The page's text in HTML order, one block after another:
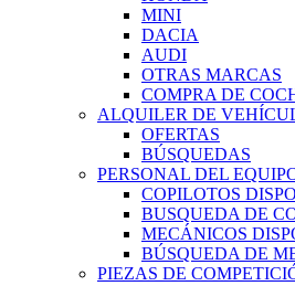
MINI
DACIA
AUDI
OTRAS MARCAS
COMPRA DE
ALQUILER DE
OFERTAS
BÚSQUEDAS
PERSONAL DEL
COPILOTOS
BUSQUEDA DE
MECÁNICOS
BÚSQUEDA DE
PIEZAS DE